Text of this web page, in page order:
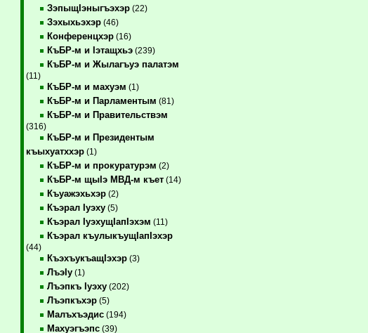
ЗэпыщIэныгъэхэр(22)
Зэхыхьэхэр(46)
Конференцхэр(16)
КъБР-м и Iэтащхьэ(239)
КъБР-м и Жылагъуэ палатэм
(11)
КъБР-м и махуэм (1)
КъБР-м и Парламентым (81)
КъБР-м и Правительствэм
(316)
КъБР-м и Президентым
къыхуатххэр(1)
КъБР-м и прокуратурэм (2)
КъБР-м щыIэ МВД-м къет(14)
Къуажэхьхэр(2)
Къэрал Iуэху(5)
Къэрал IуэхущIапIэхэм (11)
Къэрал къулыкъущIапIэхэр
(44)
КъэхъукъащIэхэр(3)
ЛъэIу(1)
Лъэпкъ Iуэху(202)
Лъэпкъхэр(5)
Малъхъэдис(194)
Махуэгъэпс(39)